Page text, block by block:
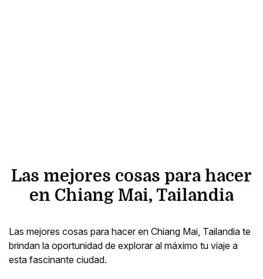
Las mejores cosas para hacer
en Chiang Mai, Tailandia
Las mejores cosas para hacer en Chiang Mai, Tailandia te
brindan la oportunidad de explorar al máximo tu viaje a
esta fascinante ciudad.